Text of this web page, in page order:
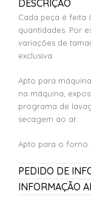
DESCRIÇÃO
Cada peça é feita
quantidades. Por
variações de
exclusiva.
Apto para
na máquina,
programa de
secagem ao ar.
Apto para o forno.
PEDIDO DE
INFORMAÇÃO